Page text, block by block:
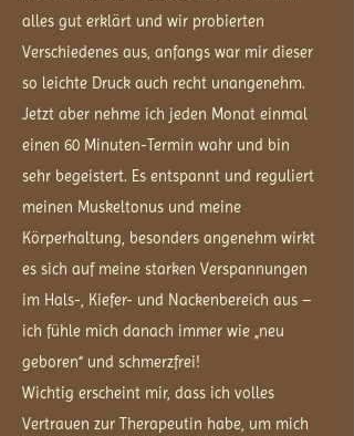
alles gut erklärt und wir probierten
Verschiedenes aus, anfangs war mir dieser
so leichte Druck auch recht unangenehm.
Jetzt aber nehme ich jeden Monat einmal
einen 60 Minuten-Termin wahr und bin
sehr begeistert. Es entspannt und reguliert
meinen Muskeltonus und meine
Körperhaltung, besonders angenehm wirkt
es sich auf meine starken Verspannungen
im Hals-, Kiefer- und Nackenbereich aus –
ich fühle mich danach immer wie „neu
geboren“ und schmerzfrei!
Wichtig erscheint mir, dass ich volles
Vertrauen zur Therapeutin habe, um mich